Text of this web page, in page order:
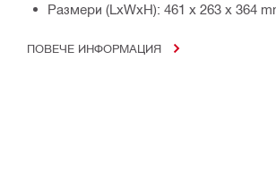
Размери (LxWxH): 461 x 263 x 364
ПОВЕЧЕ ИНФОРМАЦИЯ